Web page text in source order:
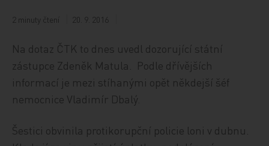
2 minuty čtení 20. 9. 2016
Na dotaz ČTK to dnes uvedl dozorující státní
zástupce Zdeněk Matula. Podle dřívějších
informací je mezi stíhanými opět někdejší šéf
nemocnice Vladimír Dbalý.
Šestici obvinila protikorupční policie loni v dubnu.